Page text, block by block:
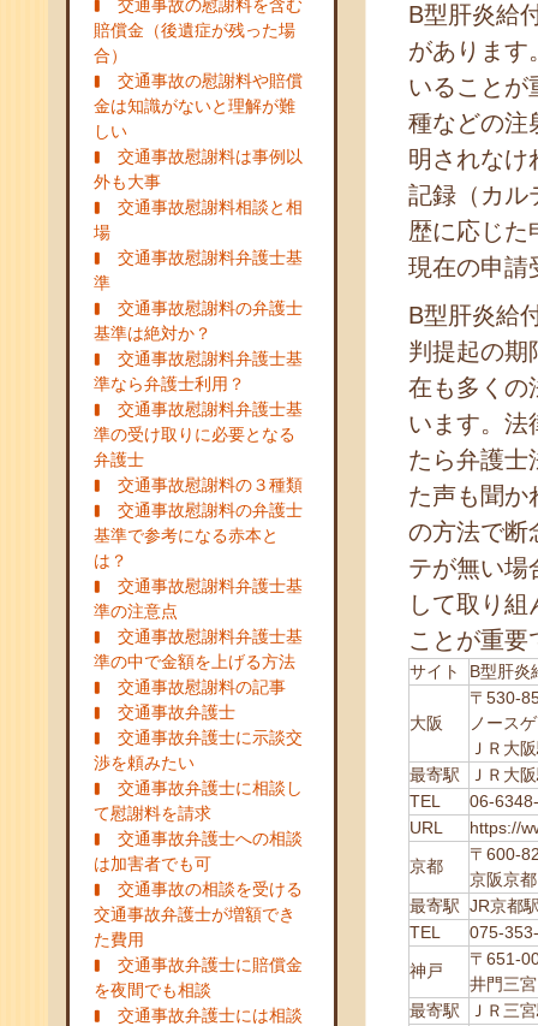
交通事故の慰謝料を含む
賠償金（後遺症が残った場
合）
交通事故の慰謝料や賠償
金は知識がないと理解が難
しい
交通事故慰謝料は事例以
外も大事
交通事故慰謝料相談と相
場
交通事故慰謝料弁護士基
準
交通事故慰謝料の弁護士
基準は絶対か？
交通事故慰謝料弁護士基
準なら弁護士利用？
交通事故慰謝料弁護士基
準の受け取りに必要となる
弁護士
交通事故慰謝料の３種類
交通事故慰謝料の弁護士
基準で参考になる赤本と
は？
交通事故慰謝料弁護士基
準の注意点
交通事故慰謝料弁護士基
準の中で金額を上げる方法
交通事故慰謝料の記事
交通事故弁護士
交通事故弁護士に示談交
渉を頼みたい
交通事故弁護士に相談し
て慰謝料を請求
交通事故弁護士への相談
は加害者でも可
交通事故の相談を受ける
交通事故弁護士が増額でき
た費用
交通事故弁護士に賠償金
を夜間でも相談
交通事故弁護士には相談
B型肝炎給
があります
いることが
種などの注
明されなけ
記録（カル
歴に応じた
現在の申請
B型肝炎給
判提起の期
在も多くの
います。法
たら弁護士
た声も聞か
の方法で断
テが無い場
して取り
ことが重要
サイト B型肝炎
大阪
〒530-
ノース
ＪＲ大
最寄駅
ＪＲ大
TEL
06-
URL
https://
京都
〒600-
京阪京
最寄駅 JR京都
TEL
075-
神戸
〒651-
井門三
最寄駅
ＪＲ三